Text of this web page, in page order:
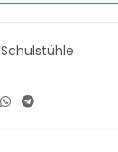
Schulstühle